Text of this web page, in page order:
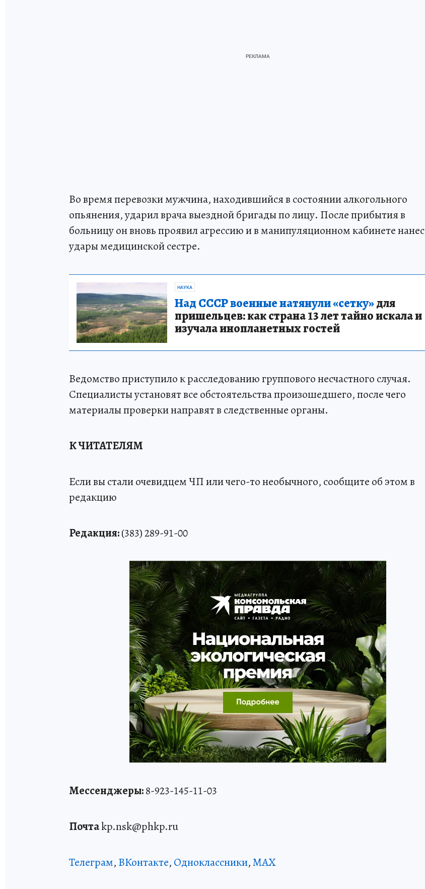
Во время перевозки мужчина, находившийся в состоянии алкогольного
опьянения, ударил врача выездной бригады по лицу. После прибытия в
больницу он вновь проявил агрессию и в манипуляционном кабинете нанес
удары медицинской сестре.
НАУКА
Над СССР военные натянули «сетку»для
пришельцев: как страна 13 лет тайно искала и
изучала инопланетных гостей
Ведомство приступило к расследованию группового несчастного случая.
Специалисты установят все обстоятельства произошедшего, после чего
материалы проверки направят в следственные органы.
К ЧИТАТЕЛЯМ
Если вы стали очевидцем ЧП или чего-то необычного, сообщите об этом в
редакцию
Редакция:(383) 289-91-00
Мессенджеры:8-923-145-11-03
Почтаkp.nsk@phkp.ru
Телеграм, ВКонтакте, Одноклассники,MAX